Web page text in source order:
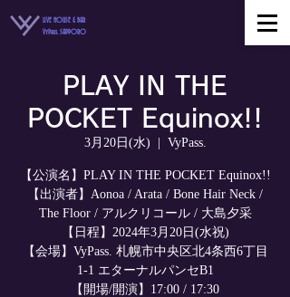
LIVE HOUSE & BAR
VyPass. SAPPORO
PLAY IN THE
POCKET Equinox!!
3月20日(水) VyPass.
【公演名】PLAY IN THE POCKET Equinox!!
【出演者】Aonoa / Arata / Bone Hair Neck /
The Floor / アルクリコール / 大島夕采
【日程】2024年3月20日(水祝)
【会場】VyPass. 札幌市中央区北4条西6丁目
1-1 エターナルパンセB1
【開場/開演】17:00 / 17:30